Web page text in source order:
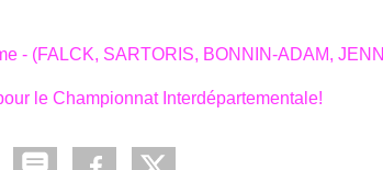
- (FALCK, SARTORIS, BONNIN-ADAM,
le Championnat Interdépartementale!